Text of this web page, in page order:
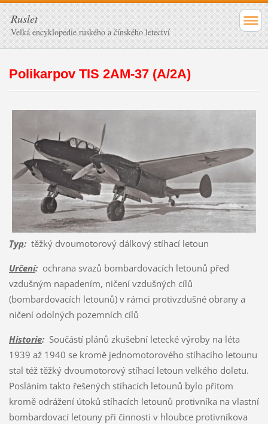
Ruslet
Velká encyklopedie ruského a čínského letectví
Polikarpov TIS 2AM-37 (A/2A)
Typ:těžký dvoumotorový dálkový stíhací letoun
Určení:ochrana svazů bombardovacích letounů před
vzdušným napadením, ničení vzdušných cílů
(bombardovacích letounů) v rámci protivzdušné obrany a
ničení odolných pozemních cílů
Historie:Součástí plánů zkušební letecké výroby na léta
1939 až 1940 se kromě jednomotorového stíhacího letounu
stal též těžký dvoumotorový stíhací letoun velkého doletu.
Posláním takto řešených stíhacích letounů bylo přitom
kromě odrážení útoků stíhacích letounů protivníka na vlastní
bombardovací letouny při činnosti v hloubce protivníkova